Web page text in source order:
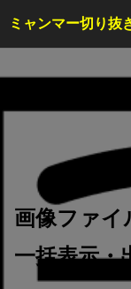
ミャンマー切り抜
はじめての方へ
TOP
コラム
お問い合わせ
画像ファイ
一括表示・